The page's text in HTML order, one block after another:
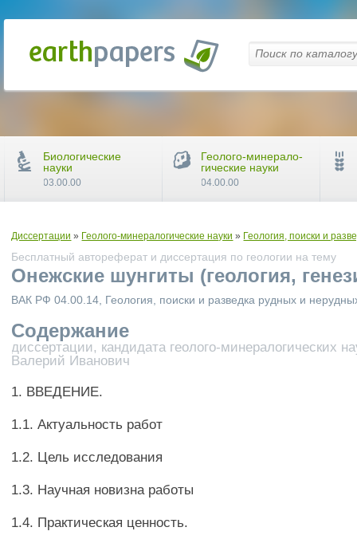
Диссертации » Геолого-минералогические науки » Геология, поиски и
Бесплатный автореферат и диссертация по геологии на тему
Онежские шунгиты (геология,
ВАК РФ 04.00.14, Геология, поиски и разведка рудных и
Содержание
диссертации, кандидата геолого-минералогических
Валерий Иванович
1. ВВЕДЕНИЕ.
1.1. Актуальность работ
1.2. Цель исследования
1.3. Научная новизна работы
1.4. Практическая ценность.
Биологические
науки
03.00.00
Геолого-минерало-
гические науки
04.00.00